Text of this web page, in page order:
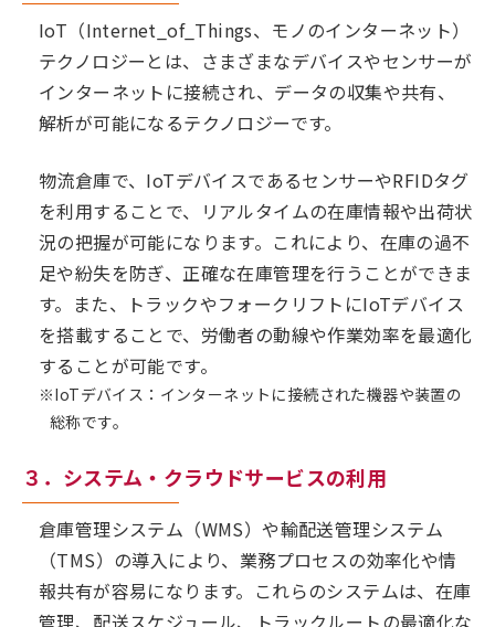
IoT（Internet_of_Things、モノのインターネット）
テクノロジーとは、さまざまなデバイスやセンサーが
インターネットに接続され、データの収集や共有、
解析が可能になるテクノロジーです。
物流倉庫で、IoTデバイスであるセンサーやRFIDタグ
を利用することで、リアルタイムの在庫情報や出荷状
況の把握が可能になります。これにより、在庫の過不
足や紛失を防ぎ、正確な在庫管理を行うことができま
す。また、トラックやフォークリフトにIoTデバイス
を搭載することで、労働者の動線や作業効率を最適化
することが可能です。
※IoTデバイス：インターネットに接続された機器や装置の
総称です。
３．システム・クラウドサービスの利用
倉庫管理システム（WMS）や輸配送管理システム
（TMS）の導入により、業務プロセスの効率化や情
報共有が容易になります。これらのシステムは、在庫